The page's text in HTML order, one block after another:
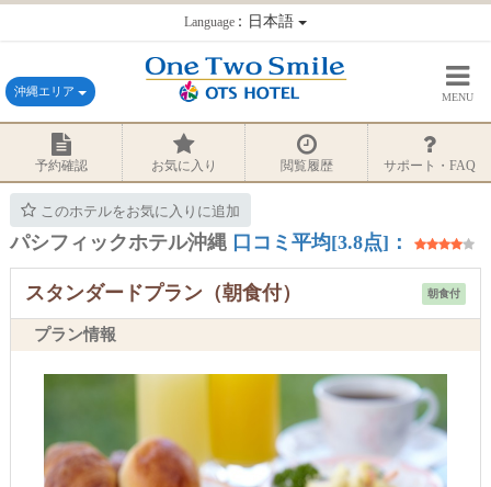
Language：日本語
沖縄エリア MENU
予約確認 お気に入り 閲覧履歴 サポート・FAQ
このホテルをお気に入りに追加
パシフィックホテル沖縄 口コミ平均[3.8点]：
朝食付
スタンダードプラン（朝食付）
プラン情報